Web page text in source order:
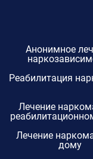
Анонимное
Реабилитация
Лечение
Лечение
дому